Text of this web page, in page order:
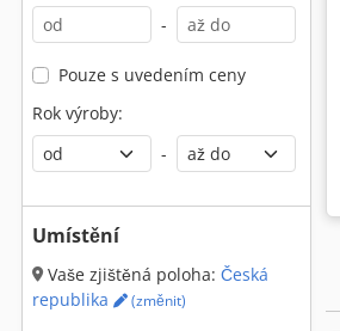
-
Pouze s uvedením ceny
Rok výroby:
-
Umístění
Vaše zjištěná poloha: Česká
republika
(změnit)